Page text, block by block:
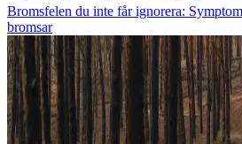
Bromsfelen du inte får ignorera:
bromsar